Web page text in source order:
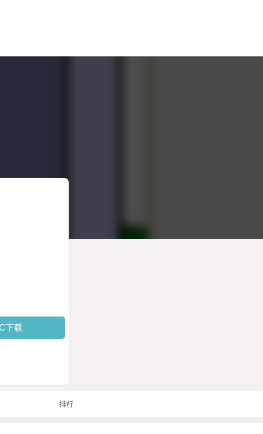
下载
排行